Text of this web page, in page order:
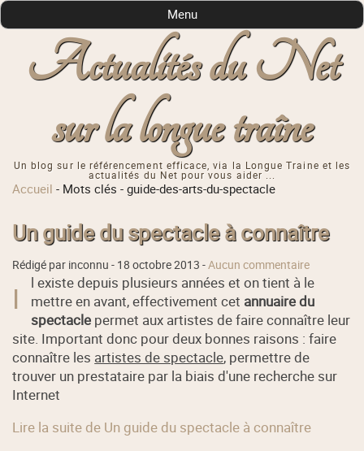
Actualités du Net
sur la longue traîne
Un blog sur le référencement efficace, via la Longue Traine et les
actualités du Net pour vous aider ...
Menu
Accueil - Mots clés -guide-des-arts-du-spectacle
Un guide du spectacle à connaître
Rédigé par inconnu - 18 octobre 2013 -Aucun commentaire
I
l existe depuis plusieurs années et on tient à le
mettre en avant, effectivement cet annuaire du
spectacle permet aux artistes de faire connaître leur
site. Important donc pour deux bonnes raisons : faire
connaître les artistes de spectacle, permettre de
trouver un prestataire par la biais d'une recherche sur
Internet
Lire la suite de Un guide du spectacle à connaître